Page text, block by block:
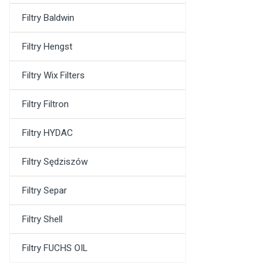
Filtry Baldwin
Filtry Hengst
Filtry Wix Filters
Filtry Filtron
Filtry HYDAC
Filtry Sędziszów
Filtry Separ
Filtry Shell
Filtry FUCHS OIL